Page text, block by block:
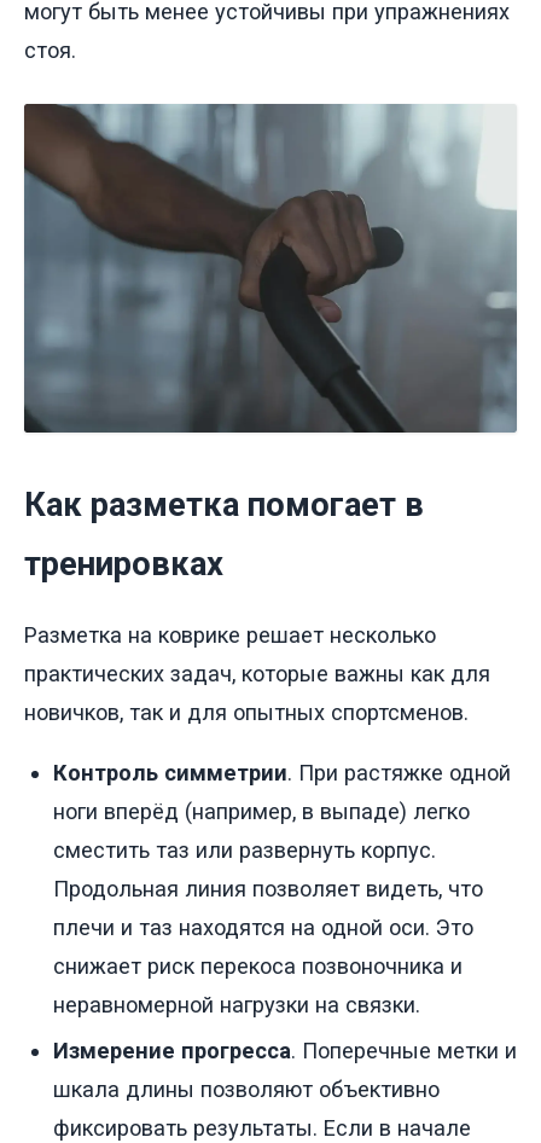
могут быть менее устойчивы при упражнениях
стоя.
Как разметка помогает в
тренировках
Разметка на коврике решает несколько
практических задач, которые важны как для
новичков, так и для опытных спортсменов.
Контроль симметрии. При растяжке одной
ноги вперёд (например, в выпаде) легко
сместить таз или развернуть корпус.
Продольная линия позволяет видеть, что
плечи и таз находятся на одной оси. Это
снижает риск перекоса позвоночника и
неравномерной нагрузки на связки.
Измерение прогресса. Поперечные метки и
шкала длины позволяют объективно
фиксировать результаты. Если в начале